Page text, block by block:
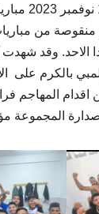
جرت اليوم
منقوصة من
الاحد. وقد
بالكرم على
العامري بـ1-0 من اقدام
المجموعة